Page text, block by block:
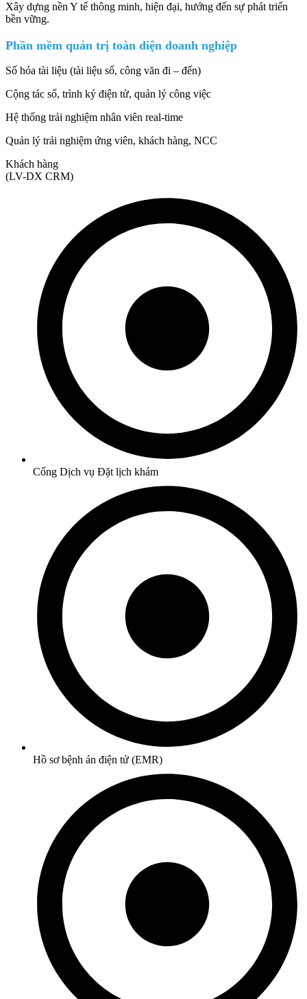
Xây dựng nền Y tế thông minh, hiện đại, hướng đến sự phát triển
bền vững.
Phần mềm quản trị toàn diện doanh nghiệp
Số hóa tài liệu (tài liệu số, công văn đi – đến)
Cộng tác số, trình ký điện tử, quản lý công việc
Hệ thống trải nghiệm nhân viên real-time
Quản lý trải nghiệm ứng viên, khách hàng, NCC
Khách hàng
(LV-DX CRM)
Cổng Dịch vụ Đặt lịch khám
Hồ sơ bệnh án điện tử (EMR)